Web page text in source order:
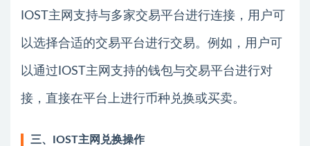
IOST主网支持与多家交易平台进行连接，用户可
以选择合适的交易平台进行交易。例如，用户可
以通过IOST主网支持的钱包与交易平台进行对
接，直接在平台上进行币种兑换或买卖。
三、IOST主网兑换操作